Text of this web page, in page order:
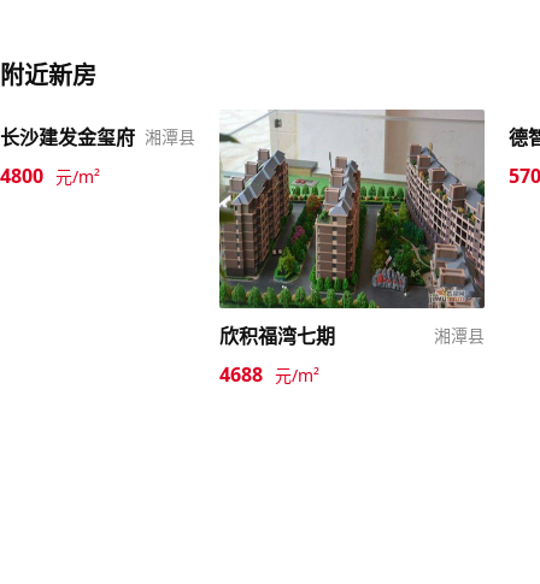
附近新房
长沙建发金玺府 湘潭县
4800 元/m²
欣积福湾七期 湘潭县
4688 元/m²
德